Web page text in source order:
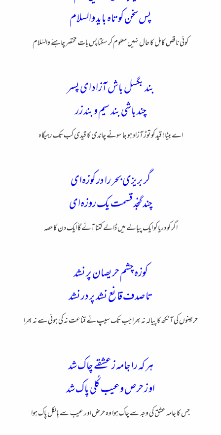
پس سخن کوتاه باید والسلام
کوئی ناقص کامل کا حال نہیں معلوم کر سکتا پس بات مختصر چاہئے والسّلام
بند بگسل باش آزاد ای پسر
چند باشی بند سیم و بند زر
اے بیٹا ! قید کو توڑ آزاد ہو جا سونے چاندی کا قیدی کب تک رہیگاہ
گر بریزی بحر را در کوزه‌ای
چند گنجد قسمت یک روزه‌ای
اگر کو دریا کو ایک پیالے میں ڈالے کتنا آئے گاَ ایک دن کا حصہ
کوزه چشم حریصان پر نشد
تا صدف قانع نشد پر در نشد
حریضوں کی آنکھ کا پیالہ نہ بھرا جب تک سیپ نے قناعت نہ کی ہوئی سے نہ بھرا
هر که را جامه ز عشقے چاک شد
او ز حرص و عیب کُلی پاک شد
جس کا جامہ عشق کی وجہ سے چاک ہوا وہ حرض اور عیب سے بالکل پاک ہوا